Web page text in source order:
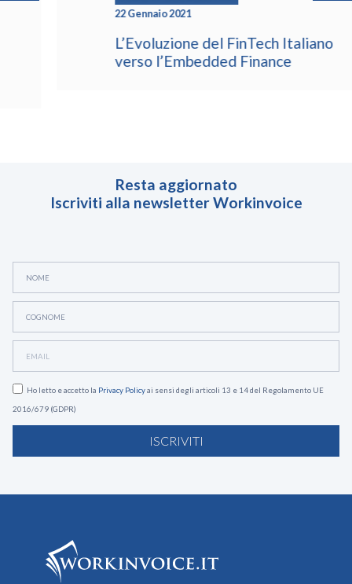
22 Gennaio 2021
L’Evoluzione del FinTech Italiano
verso l’Embedded Finance
Resta aggiornato
Iscriviti alla newsletter Workinvoice
Ho letto e accetto la Privacy Policyai sensi degli articoli 13 e 14 del Regolamento UE
2016/679 (GDPR)
ISCRIVITI